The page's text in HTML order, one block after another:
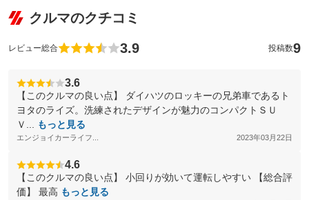
クルマのクチコミ
レビュー総合 3.9 投稿数9
3.6
【このクルマの良い点】 ダイハツのロッキーの兄弟車であるト
ヨタのライズ。洗練されたデザインが魅力のコンパクトＳＵ
Ｖ...
もっと見る
エンジョイカーライフ... 2023年03月22日
4.6
【このクルマの良い点】 小回りが効いて運転しやすい 【総合評
価】 最高 もっと見る